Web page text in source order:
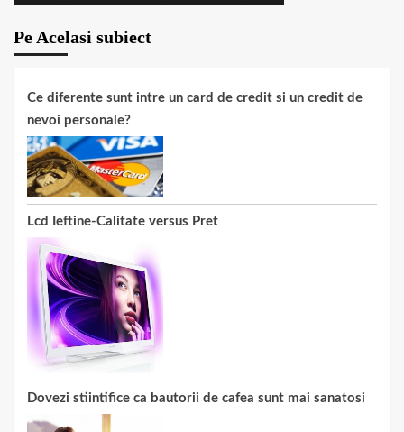
Pe Acelasi subiect
Ce diferente sunt intre un card de credit si un credit de
nevoi personale?
Lcd Ieftine-Calitate versus Pret
Dovezi stiintifice ca bautorii de cafea sunt mai sanatosi